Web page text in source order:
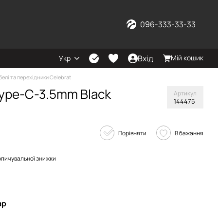
096-333-33-33
Укр Вхід Мій кошик
та перехідники Celebrat
C-3.5mm Black Артикул
144475
Порівняти В бажання
знижки